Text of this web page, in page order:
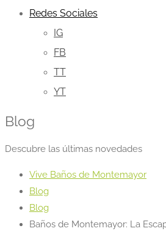
Redes Sociales
IG
FB
TT
YT
Blog
Descubre las últimas novedades
Vive Baños de Montemayor
Blog
Blog
Baños de Montemayor: La